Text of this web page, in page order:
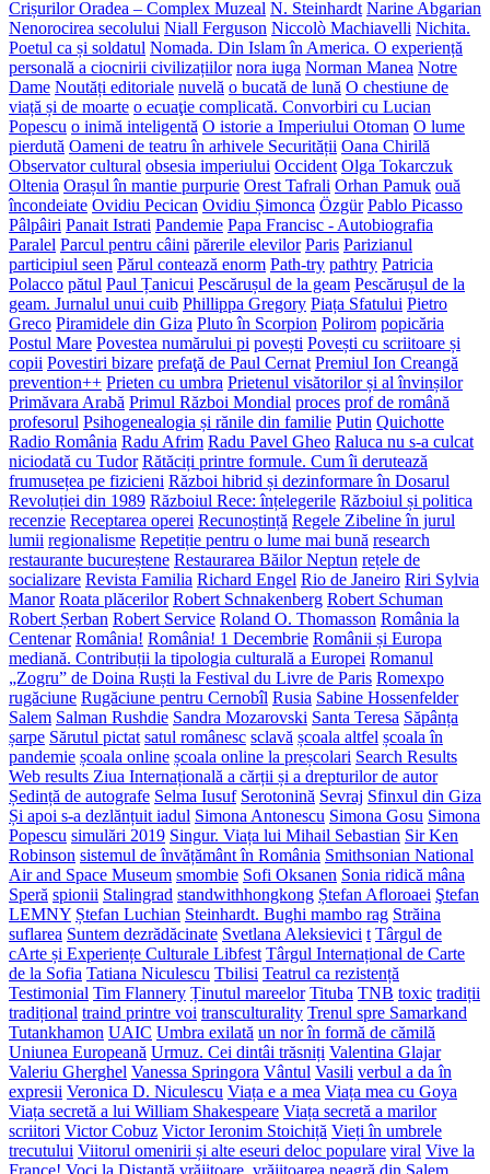
Crișurilor Oradea – Complex Muzeal N. Steinhardt Narine Abgarian
Nenorocirea secolului Niall Ferguson Niccolò Machiavelli Nichita.
Poetul ca și soldatul Nomada. Din Islam în America. O experiență
personală a ciocnirii civilizațiilor nora iuga Norman Manea Notre
Dame Noutăți editoriale nuvelă o bucată de lună O chestiune de
viață și de moarte o ecuaţie complicată. Convorbiri cu Lucian
Popescu o inimă inteligentă O istorie a Imperiului Otoman O lume
pierdută Oameni de teatru în arhivele Securității Oana Chirilă
Observator cultural obsesia imperiului Occident Olga Tokarczuk
Oltenia Orașul în mantie purpurie Orest Tafrali Orhan Pamuk ouă
încondeiate Ovidiu Pecican Ovidiu Șimonca Özgür Pablo Picasso
Pâlpâiri Panait Istrati Pandemie Papa Francisc - Autobiografia
Paralel Parcul pentru câini părerile elevilor Paris Parizianul
participiul seen Părul contează enorm Path-try pathtry Patricia
Polacco pătul Paul Țanicui Pescărușul de la geam Pescărușul de la
geam. Jurnalul unui cuib Phillippa Gregory Piața Sfatului Pietro
Greco Piramidele din Giza Pluto în Scorpion Polirom popicăria
Postul Mare Povestea numărului pi povești Povești cu scriitoare și
copii Povestiri bizare prefaţă de Paul Cernat Premiul Ion Creangă
prevention++ Prieten cu umbra Prietenul visătorilor și al învinșilor
Primăvara Arabă Primul Război Mondial proces prof de română
profesorul Psihogenealogia și rănile din familie Putin Quichotte
Radio România Radu Afrim Radu Pavel Gheo Raluca nu s-a culcat
niciodată cu Tudor Rătăciți printre formule. Cum îi derutează
frumusețea pe fizicieni Război hibrid și dezinformare în Dosarul
Revoluției din 1989 Războiul Rece: înțelegerile Războiul și politica
recenzie Receptarea operei Recunoștință Regele Zibeline în jurul
lumii regionalisme Repetiție pentru o lume mai bună research
restaurante bucureștene Restaurarea Băilor Neptun rețele de
socializare Revista Familia Richard Engel Rio de Janeiro Riri Sylvia
Manor Roata plăcerilor Robert Schnakenberg Robert Schuman
Robert Șerban Robert Service Roland O. Thomasson România la
Centenar România! România! 1 Decembrie Românii și Europa
mediană. Contribuții la tipologia culturală a Europei Romanul
„Zogru” de Doina Ruști la Festival du Livre de Paris Romexpo
rugăciune Rugăciune pentru Cernobîl Rusia Sabine Hossenfelder
Salem Salman Rushdie Sandra Mozarovski Santa Teresa Săpânța
șarpe Sărutul pictat satul românesc sclavă școala altfel școala în
pandemie școala online școala online la preșcolari Search Results
Web results Ziua Internațională a cărții și a drepturilor de autor
Ședință de autografe Selma Iusuf Serotonină Sevraj Sfinxul din Giza
Și apoi s-a dezlănțuit iadul Simona Antonescu Simona Gosu Simona
Popescu simulări 2019 Singur. Viața lui Mihail Sebastian Sir Ken
Robinson sistemul de învățământ în România Smithsonian National
Air and Space Museum smombie Sofi Oksanen Sonia ridică mâna
Speră spionii Stalingrad standwithhongkong Ștefan Afloroaei Ştefan
LEMNY Ștefan Luchian Steinhardt. Bughi mambo rag Străina
suflarea Suntem dezrădăcinate Svetlana Aleksievici t Târgul de
cArte și Experiențe Culturale Libfest Târgul Internațional de Carte
de la Sofia Tatiana Niculescu Tbilisi Teatrul ca rezistență
Testimonial Tim Flannery Ținutul mareelor Tituba TNB toxic tradiții
tradițional traind printre voi transculturality Trenul spre Samarkand
Tutankhamon UAIC Umbra exilată un nor în formă de cămilă
Uniunea Europeană Urmuz. Cei dintâi trăsniți Valentina Glajar
Valeriu Gherghel Vanessa Springora Vântul Vasili verbul a da în
expresii Veronica D. Niculescu Viața e a mea Viața mea cu Goya
Viața secretă a lui William Shakespeare Viața secretă a marilor
scriitori Victor Cobuz Victor Ieronim Stoichiță Vieți în umbrele
trecutului Viitorul omenirii și alte eseuri deloc populare viral Vive la
France! Voci la Distanță vrăjitoare. vrăjitoarea neagră din Salem